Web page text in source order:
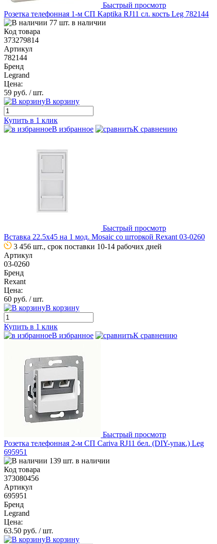
Быстрый просмотр
Розетка телефонная 1-м СП Kaptika RJ11 сл. кость Leg 782144
77 шт. в наличии
Код товара
373279814
Артикул
782144
Бренд
Legrand
Цена:
59 руб. / шт.
В корзину
Купить в 1 клик
В избранное
К сравнению
Быстрый просмотр
Вставка 22.5х45 на 1 мод. Mosaic со шторкой Rexant 03-0260
3 456 шт., срок поставки 10-14 рабочих дней
Артикул
03-0260
Бренд
Rexant
Цена:
60 руб. / шт.
В корзину
Купить в 1 клик
В избранное
К сравнению
Быстрый просмотр
Розетка телефонная 2-м СП Cariva RJ11 бел. (DIY-упак.) Leg
695951
139 шт. в наличии
Код товара
373080456
Артикул
695951
Бренд
Legrand
Цена:
63.50 руб. / шт.
В корзину